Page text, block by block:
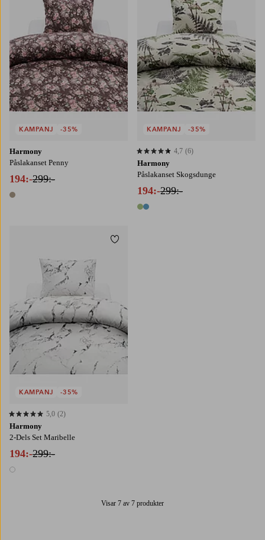
Harmony
Påslakanset Penny
194:-299:-
1 färg
KAMPANJ -35%
Harmony
Påslakanset Skogsdunge
194:-299:-
2 färger
4,7 baserat på 6 st betyg
4,7 (6)
KAMPANJ -35%
Harmony
2-Dels Set Maribelle
194:-299:-
1 färg
5,0 baserat på 2 st betyg
5,0 (2)
KAMPANJ -35%
Lägg till i favoriter
Visar 7 av 7 produkter